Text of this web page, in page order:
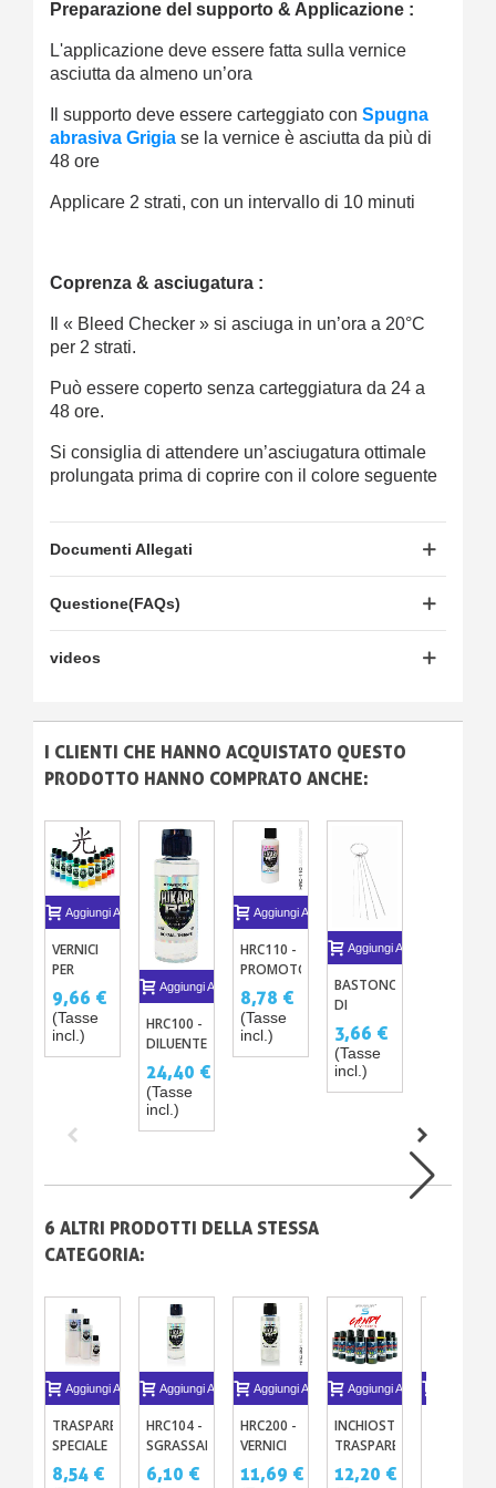
Preparazione del supporto & Applicazione :
L'applicazione deve essere fatta sulla vernice
asciutta da almeno un’ora
Il supporto deve essere carteggiato con Spugna
abrasiva Grigia se la vernice è asciutta da più di
48 ore
Applicare 2 strati, con un intervallo di 10 minuti
Coprenza & asciugatura :
Il « Bleed Checker » si asciuga in un’ora a 20°C
per 2 strati.
Può essere coperto senza carteggiatura da 24 a
48 ore.
Si consiglia di attendere un’asciugatura ottimale
prolungata prima di coprire con il colore seguente
Documenti Allegati
Questione(FAQs)
videos
I CLIENTI CHE HANNO ACQUISTATO QUESTO
PRODOTTO HANNO COMPRATO ANCHE:
Aggiungi Al Carrello
VERNICI
PER
MODELLISMO
RC SU
LEXAN –
R/C -
9,66 €
(Tasse
incl.)
Aggiungi Al Carrello
HRC100 -
DILUENTE
PER
VERNICE
HIKARI RC
PER IL
24,40 €
(Tasse
incl.)
Aggiungi Al Carrello
HRC110 -
PROMOTORE
D'ADERENZA
PER
POLICARBONATO
E LEXAN
8,78 €
(Tasse
incl.)
Aggiungi Al Carrello
BASTONCINI
DI
PULIZIA
PER
AEROGRAFO
3,66 €
(Tasse
incl.)
6 ALTRI PRODOTTI DELLA STESSA
CATEGORIA:
Aggiungi Al Carrello
TRASPARENTE
SPECIALE
LEXAN E
8,54 €
Aggiungi Al Carrello
HRC104 -
SGRASSANTE
HIKARI RC
6,10 €
Aggiungi Al Carrello
HRC200 -
VERNICI
METALLIZZATE
11,69 €
Aggiungi Al Carrello
INCHIOSTRI
TRASPARENTI
CANDY
12,20 €